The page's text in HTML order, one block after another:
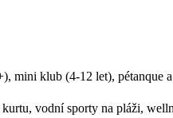
mini klub (4-12 let),
vodní sporty na pláži,